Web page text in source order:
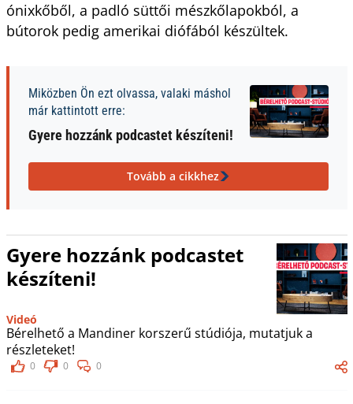
ónixkőből, a padló süttői mészkőlapokból, a
bútorok pedig amerikai diófából készültek.
Miközben Ön ezt olvassa, valaki máshol
már kattintott erre:
Gyere hozzánk podcastet készíteni!
Tovább a cikkhez
Gyere hozzánk podcastet
készíteni!
Videó
Bérelhető a Mandiner korszerű stúdiója, mutatjuk a
részleteket!
0 0 0